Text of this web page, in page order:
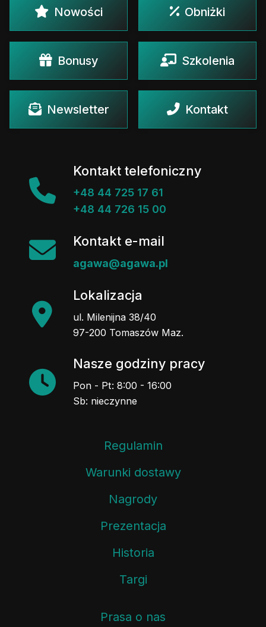
Nowości Obniżki
Bonusy Szkolenia
Newsletter Kontakt
Kontakt telefoniczny
+48 44 725 17 61
+48 44 726 15 00
Kontakt e-mail
agawa@agawa.pl
Lokalizacja
ul. Milenijna 38/40
97-200 Tomaszów Maz.
Nasze godziny pracy
Pon - Pt: 8:00 - 16:00
Sb: nieczynne
Regulamin
Warunki dostawy
Nagrody
Prezentacja
Historia
Targi
Prasa o nas